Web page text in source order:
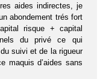
aides indirectes, je
abondement trés fort
risque + capital
du privé ce qui
suivi et de la rigueur
maquis d’aides sans